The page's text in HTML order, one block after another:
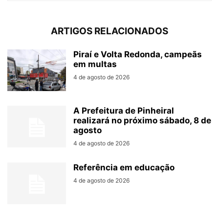
ARTIGOS RELACIONADOS
Piraí e Volta Redonda, campeãs
em multas
4 de agosto de 2026
A Prefeitura de Pinheiral
realizará no próximo sábado, 8 de
agosto
4 de agosto de 2026
Referência em educação
4 de agosto de 2026